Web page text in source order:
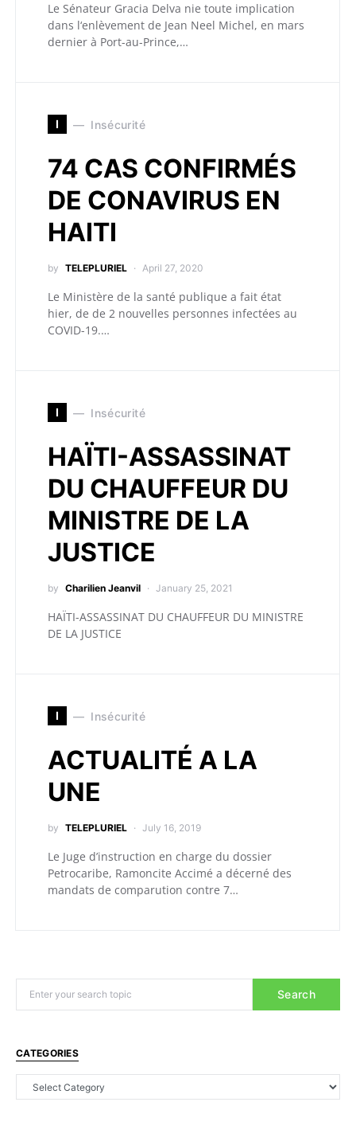
Le Sénateur Gracia Delva nie toute implication
dans l‘enlèvement de Jean Neel Michel, en mars
dernier à Port-au-Prince,…
I Insécurité
74 CAS CONFIRMÉS
DE CONAVIRUS EN
HAITI
by TELEPLURIEL April 27, 2020
Le Ministère de la santé publique a fait état
hier, de de 2 nouvelles personnes infectées au
COVID-19.…
I Insécurité
HAÏTI-ASSASSINAT
DU CHAUFFEUR DU
MINISTRE DE LA
JUSTICE
by Charilien Jeanvil January 25, 2021
HAÏTI-ASSASSINAT DU CHAUFFEUR DU MINISTRE
DE LA JUSTICE
I Insécurité
ACTUALITÉ A LA
UNE
by TELEPLURIEL July 16, 2019
Le Juge d’instruction en charge du dossier
Petrocaribe, Ramoncite Accimé a décerné des
mandats de comparution contre 7…
Search
CATEGORIES